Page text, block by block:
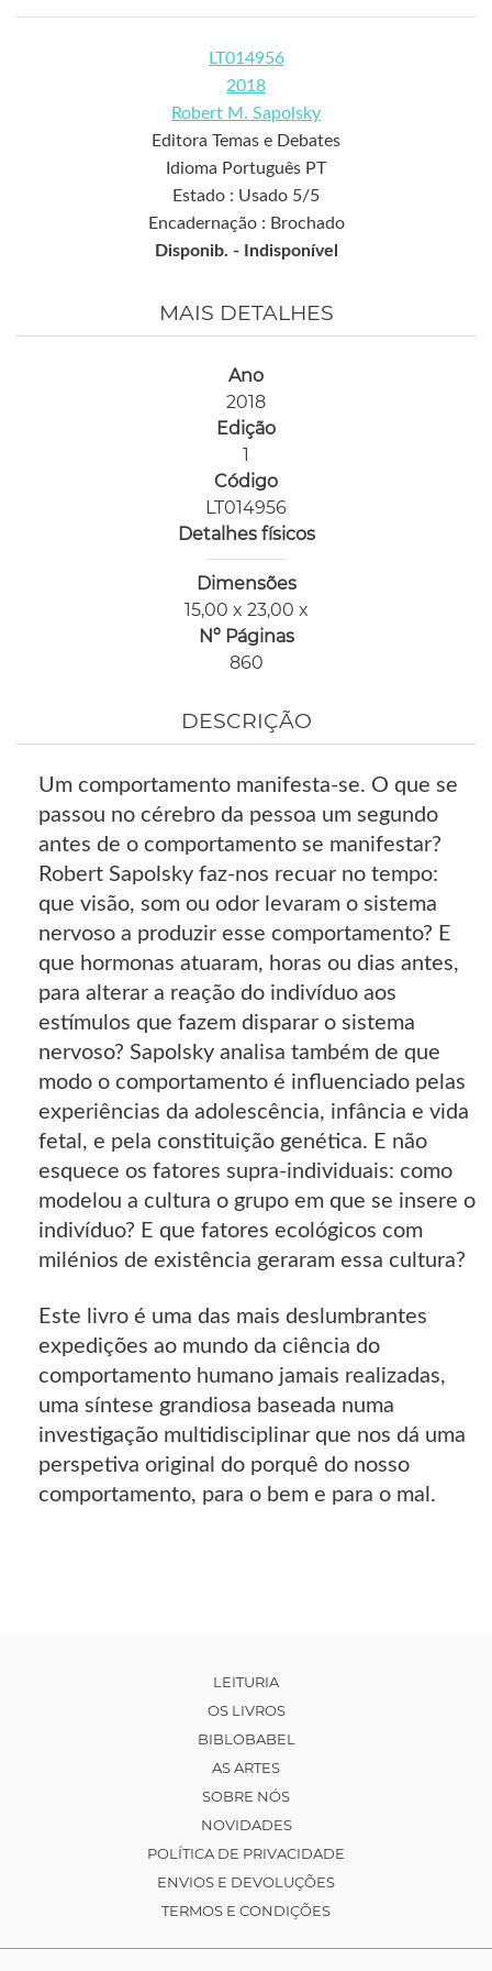
LT014956
2018
Robert M. Sapolsky
Editora Temas e Debates
Idioma Português PT
Estado : Usado 5/5
Encadernação : Brochado
Disponib. -
Indisponível
MAIS DETALHES
Ano
2018
Edição
1
Código
LT014956
Detalhes físicos
Dimensões
15,00 x 23,00 x
Nº Páginas
860
DESCRIÇÃO
Um comportamento manifesta-se. O que se
passou no cérebro da pessoa um segundo
antes de o comportamento se manifestar?
Robert Sapolsky faz-nos recuar no tempo:
que visão, som ou odor levaram o sistema
nervoso a produzir esse comportamento? E
que hormonas atuaram, horas ou dias antes,
para alterar a reação do indivíduo aos
estímulos que fazem disparar o sistema
nervoso? Sapolsky analisa também de que
modo o comportamento é influenciado pelas
experiências da adolescência, infância e vida
fetal, e pela constituição genética. E não
esquece os fatores supra-individuais: como
modelou a cultura o grupo em que se insere o
indivíduo? E que fatores ecológicos com
milénios de existência geraram essa cultura?
Este livro é uma das mais deslumbrantes
expedições ao mundo da ciência do
comportamento humano jamais realizadas,
uma síntese grandiosa baseada numa
investigação multidisciplinar que nos dá uma
perspetiva original do porquê do nosso
comportamento, para o bem e para o mal.
LEITURIA
OS LIVROS
BIBLOBABEL
AS ARTES
SOBRE NÓS
NOVIDADES
POLÍTICA DE PRIVACIDADE
ENVIOS E DEVOLUÇÕES
TERMOS E CONDIÇÕES